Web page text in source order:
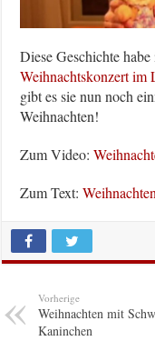
Diese Geschichte
Weihnachtskonzert im
gibt es sie nun noch
Weihnachten!
Zum Video:
Zum Text:
Vorherige
Weihnachten mit
Kaninchen